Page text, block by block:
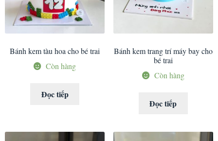
Bánh kem tàu hoa cho bé trai
Còn hàng
Đọc tiếp
Bánh kem trang trí máy bay cho
bé trai
Còn hàng
Đọc tiếp